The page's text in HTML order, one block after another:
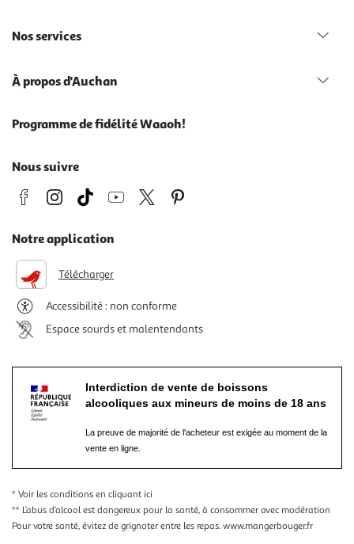
Nos services
À propos d'Auchan
Programme de fidélité Waaoh!
Nous suivre
Notre application
Télécharger
Accessibilité : non conforme
Espace sourds et malentendants
Interdiction de vente de boissons
alcooliques aux mineurs de moins de 18 ans
La preuve de majorité de l'acheteur est exigée au moment de la
vente en ligne.
* Voir les conditions en cliquant ici
** L’abus d’alcool est dangereux pour la santé, à consommer avec modération
Pour votre santé, évitez de grignoter entre les repas. www.mangerbouger.fr